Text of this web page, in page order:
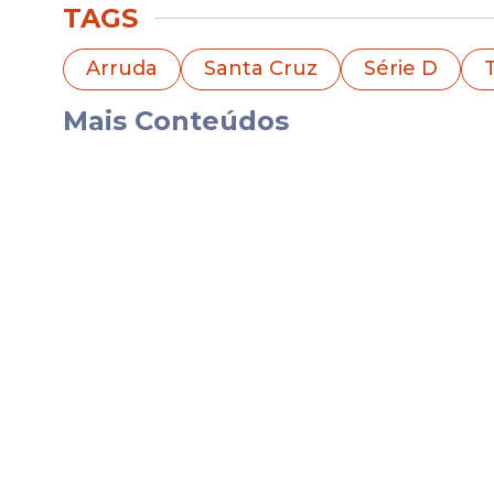
comandar o time, e foi justamente da
"Nós tínhamos feito a troca do comando
metodologia de trabalho, os novos
TAGS
Arruda Santa Cruz Série D
Mais Conteúdos